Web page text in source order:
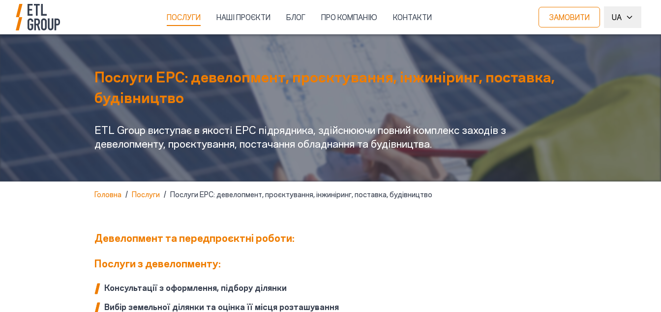
ЗАМОВИТИ UA
ПОСЛУГИ НАШІ ПРОЄКТИ БЛОГ ПРО КОМПАНІЮ КОНТАКТИ
Послуги EPC: девелопмент, проєктування, інжиніринг, поставка,
будівництво
ETL Group виступає в якості EPC підрядника, здійснюючи повний комплекс заходів з
девелопменту, проєктування, постачання обладнання та будівництва.
Головна / Послуги / Послуги EPC: девелопмент, проєктування, інжиніринг, поставка, будівництво
Девелопмент та передпроєктні роботи:
Послуги з девелопменту:
Консультації з оформлення, підбору ділянки
Вибір земельної ділянки та оцінка її місця розташування